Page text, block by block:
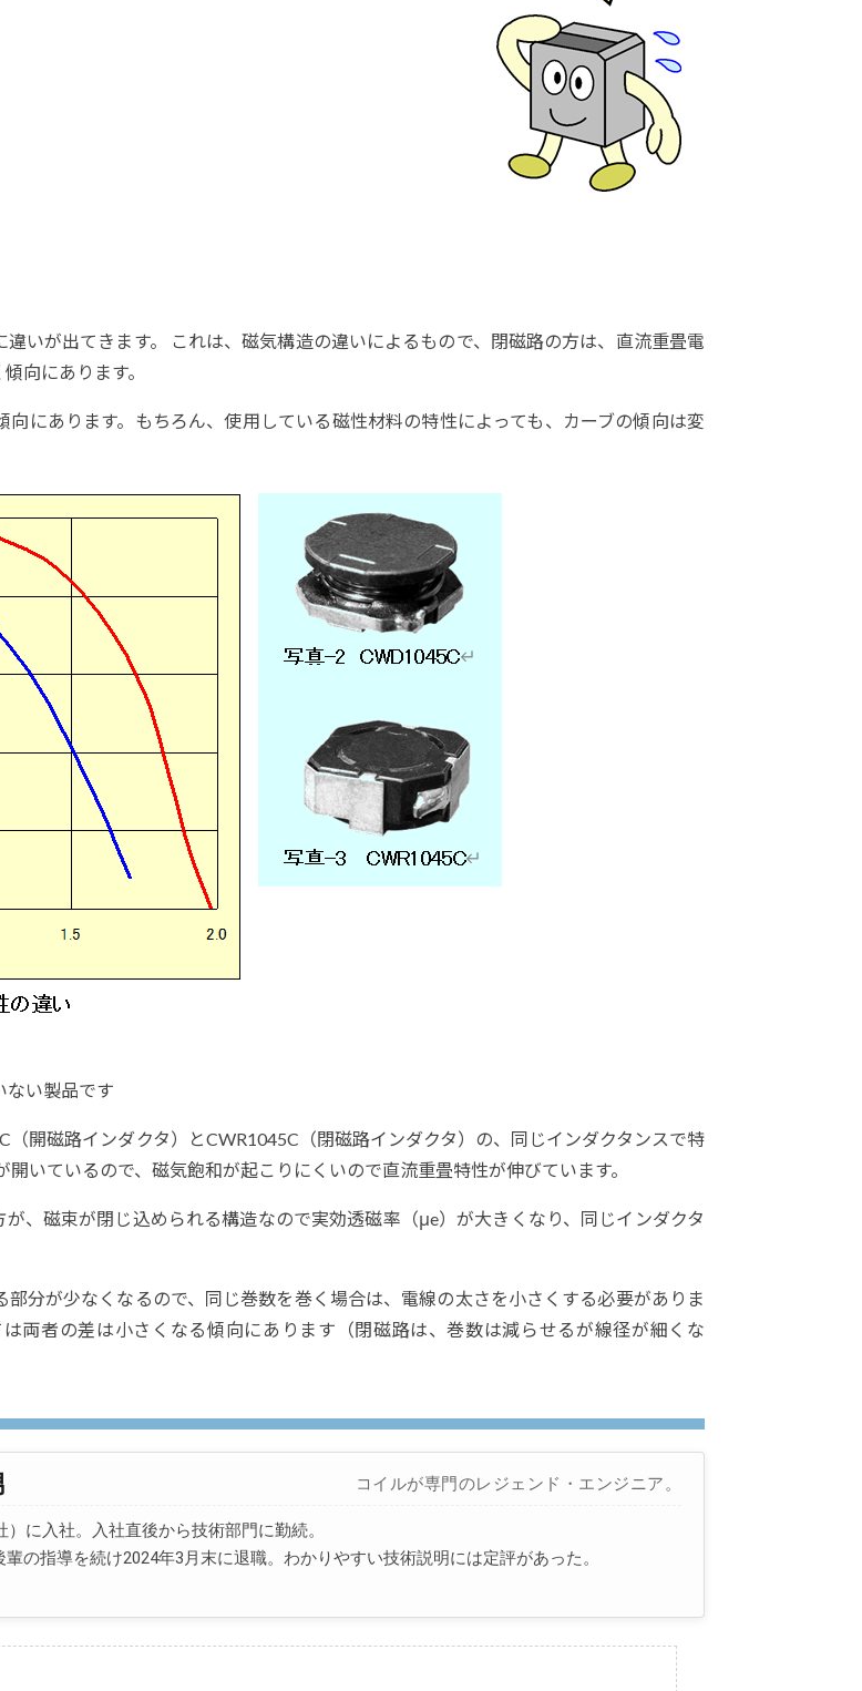
いが出てきます。 これは、磁気構造の違いによるもので、閉磁路の方は、直流重畳電
向にあります。
にあります。もちろん、使用している磁性材料の特性によっても、カーブの傾向は変
ない製品です
開磁路インダクタ）とCWR1045C（閉磁路インダクタ）の、同じインダクタンスで特
いているので、磁気飽和が起こりにくいので直流重畳特性が伸びています。
、磁束が閉じ込められる構造なので実効透磁率（μe）が大きくなり、同じインダクタ
分が少なくなるので、同じ巻数を巻く場合は、電線の太さを小さくする必要がありま
両者の差は小さくなる傾向にあります（閉磁路は、巻数は減らせるが線径が細くな
コイルが専門のレジェンド・エンジニア。
に入社。入社直後から技術部門に勤続。
の指導を続け2024年3月末に退職。わかりやすい技術説明には定評があった。